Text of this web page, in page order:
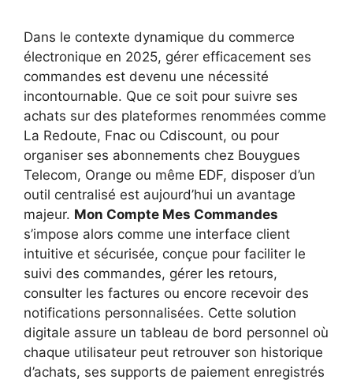
Dans le contexte dynamique du commerce
électronique en 2025, gérer efficacement ses
commandes est devenu une nécessité
incontournable. Que ce soit pour suivre ses
achats sur des plateformes renommées comme
La Redoute, Fnac ou Cdiscount, ou pour
organiser ses abonnements chez Bouygues
Telecom, Orange ou même EDF, disposer d’un
outil centralisé est aujourd’hui un avantage
majeur. Mon Compte Mes Commandes
s’impose alors comme une interface client
intuitive et sécurisée, conçue pour faciliter le
suivi des commandes, gérer les retours,
consulter les factures ou encore recevoir des
notifications personnalisées. Cette solution
digitale assure un tableau de bord personnel où
chaque utilisateur peut retrouver son historique
d’achats, ses supports de paiement enregistrés